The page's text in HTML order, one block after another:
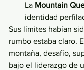
La Mountain
identidad
Sus límites habían
rumbo estaba claro.
montaña, desafío,
bajo el liderazgo de